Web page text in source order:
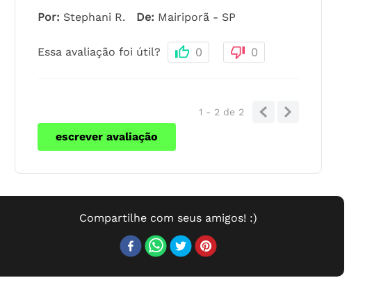
Por: Stephani R. De: Mairiporã - SP
Essa avaliação foi útil? 0 0
1 - 2 de 2
escrever avaliação